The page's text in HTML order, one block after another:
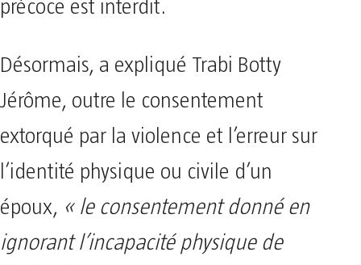
précoce est interdit.
Désormais, a expliqué Trabi Botty
Jérôme, outre le consentement
extorqué par la violence et l’erreur sur
l’identité physique ou civile d’un
époux, « le consentement donné en
ignorant l’incapacité physique de